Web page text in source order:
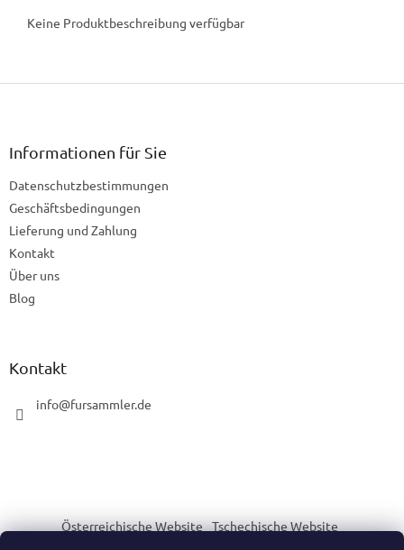
Keine Produktbeschreibung verfügbar
F
Informationen für Sie
Datenschutzbestimmungen
Geschäftsbedingungen
Lieferung und Zahlung
Kontakt
Über uns
Blog
Kontakt
info@fursammler.de
Österreichische Website Tschechische Website